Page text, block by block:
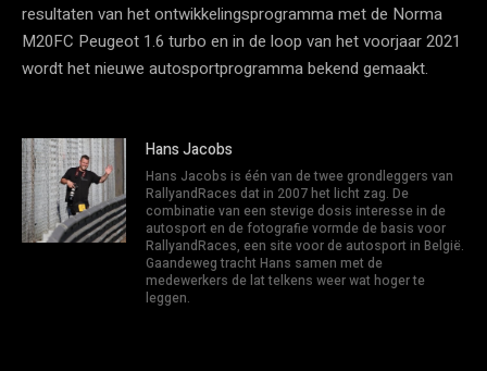
resultaten van het ontwikkelingsprogramma met de Norma
M20FC Peugeot 1.6 turbo en in de loop van het voorjaar 2021
wordt het nieuwe autosportprogramma bekend gemaakt.
Hans Jacobs
Hans Jacobs is één van de twee grondleggers van
RallyandRaces dat in 2007 het licht zag. De
combinatie van een stevige dosis interesse in de
autosport en de fotografie vormde de basis voor
RallyandRaces, een site voor de autosport in België.
Gaandeweg tracht Hans samen met de
medewerkers de lat telkens weer wat hoger te
leggen.